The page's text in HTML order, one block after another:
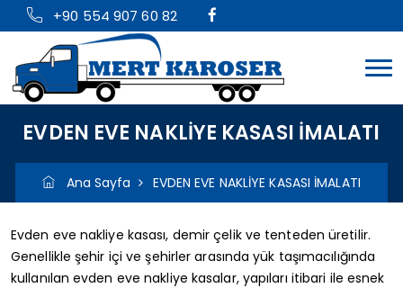
+90 554 907 60 82
EVDEN EVE NAKLİYE KASASI İMALATI
Ana Sayfa EVDEN EVE NAKLİYE KASASI İMALATI
Evden eve nakliye kasası, demir çelik ve tenteden üretilir.
Genellikle şehir içi ve şehirler arasında yük taşımacılığında
kullanılan evden eve nakliye kasalar, yapıları itibari ile esnek